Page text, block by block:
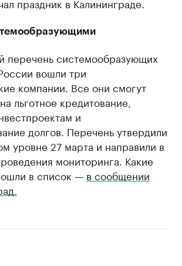
перечень системообразующих
вошли три
компании. Все они смогут
льготное кредитование,
и
долгов. Перечень утвердили
уровне 27 марта и направили в
мониторинга. Какие
в список — в сообщении